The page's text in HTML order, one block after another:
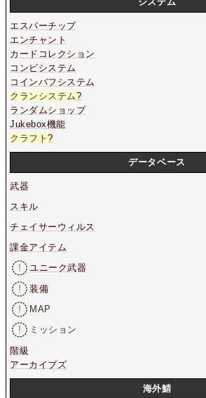
エスパーチップ
エンチャント
カードコレクション
コンビシステム
コインバフシステム
クランシステム?
ランダムショップ
Jukebox機能
クラフト?
データベース
武器
スキル
チェイサーウィルス
課金アイテム
ユニーク武器
装備
MAP
ミッション
階級
アーカイブズ
海外鯖